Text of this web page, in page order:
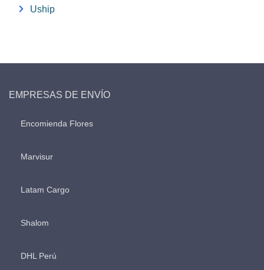
Uship
EMPRESAS DE ENVÍO
Encomienda Flores
Marvisur
Latam Cargo
Shalom
DHL Perú